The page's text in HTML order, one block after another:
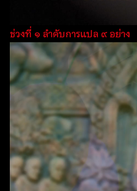
ช่วงที่ ๑ ลำดับการแปล ๙ อย่าง